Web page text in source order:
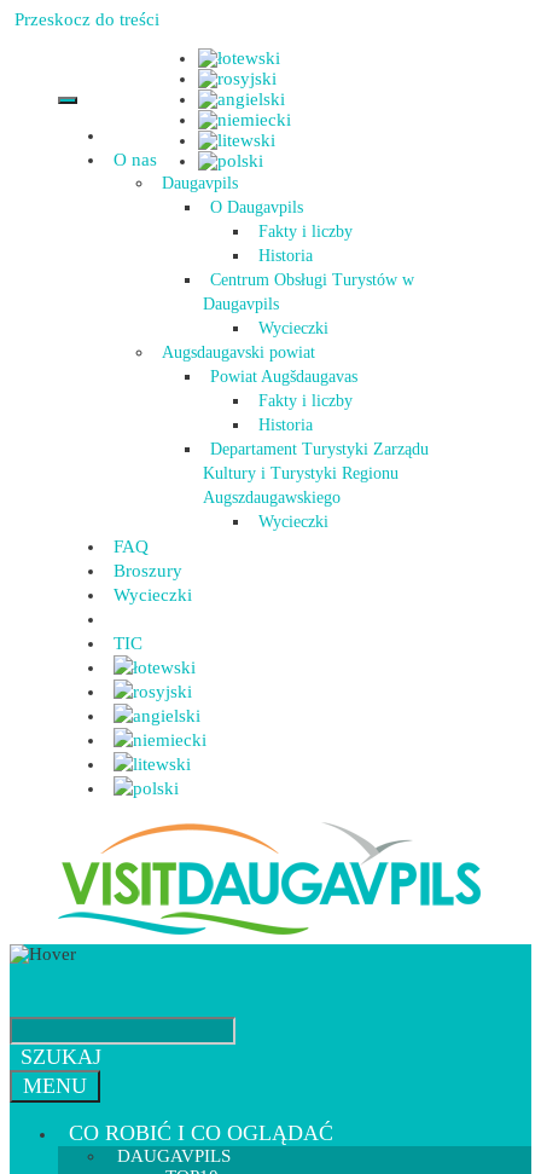
Przeskocz do treści
O nas
Daugavpils
O Daugavpils
Fakty i liczby
Historia
Centrum Obsługi Turystów w
Daugavpils
Wycieczki
Augsdaugavski powiat
Powiat Augšdaugavas
Fakty i liczby
Historia
Departament Turystyki Zarządu
Kultury i Turystyki Regionu
Augszdaugawskiego
Wycieczki
FAQ
Broszury
Wycieczki
TIC
SZUKAJ
MENU
CO ROBIĆ I CO OGLĄDAĆ
DAUGAVPILS